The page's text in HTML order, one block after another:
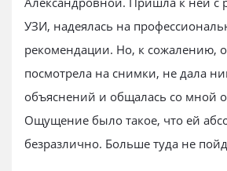
УЗИ, надеялась на
рекомендации. Но, к сожалению,
посмотрела на снимки, не дала
объяснений и общалась со мной
Ощущение было такое, что ей
безразлично. Больше туда не